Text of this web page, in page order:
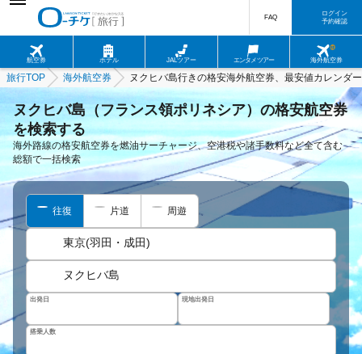
航空券 ホテル JALツアー エンタメツアー 海外航空券
FAQ
ログイン
予約確認
旅行TOP 海外航空券 ヌクヒバ島行きの格安海外航空券、最安値カレンダー
ヌクヒバ島（フランス領ポリネシア）の格安航空券
を検索する
海外路線の格安航空券を燃油サーチャージ、空港税や諸手数料など全て含む
総額で一括検索
往復 片道 周遊
東京(羽田・成田)
ヌクヒバ島
出発日 現地出発日
搭乗人数